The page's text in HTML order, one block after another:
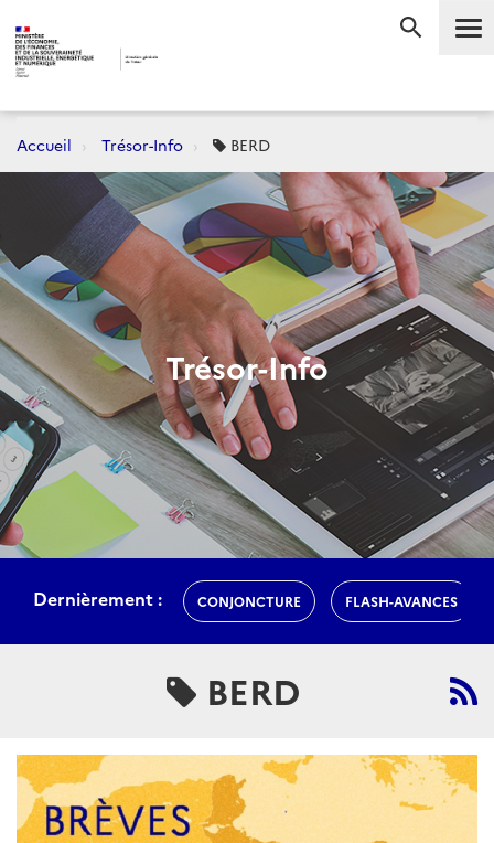
Accueil Trésor-Info BERD
Trésor-Info
Dernièrement : CONJONCTURE FLASH-AVANCES
BERD